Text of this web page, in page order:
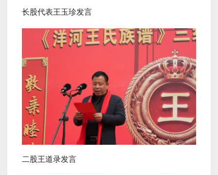
长股代表王玉珍发言
二股王道录发言